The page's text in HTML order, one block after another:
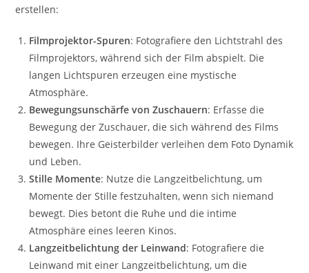
erstellen:
Filmprojektor-Spuren: Fotografiere den Lichtstrahl des
Filmprojektors, während sich der Film abspielt. Die
langen Lichtspuren erzeugen eine mystische
Atmosphäre.
Bewegungsunschärfe von Zuschauern: Erfasse die
Bewegung der Zuschauer, die sich während des Films
bewegen. Ihre Geisterbilder verleihen dem Foto Dynamik
und Leben.
Stille Momente: Nutze die Langzeitbelichtung, um
Momente der Stille festzuhalten, wenn sich niemand
bewegt. Dies betont die Ruhe und die intime
Atmosphäre eines leeren Kinos.
Langzeitbelichtung der Leinwand: Fotografiere die
Leinwand mit einer Langzeitbelichtung, um die